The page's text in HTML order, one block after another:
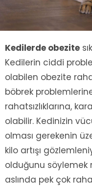
Kedilerde obezite
Kedilerin ciddi
olabilen obezite
böbrek
rahatsızlıklarına,
olabilir. Kedinizin
olması gerekenin
kilo artışı
olduğunu söylemek
aslında pek çok